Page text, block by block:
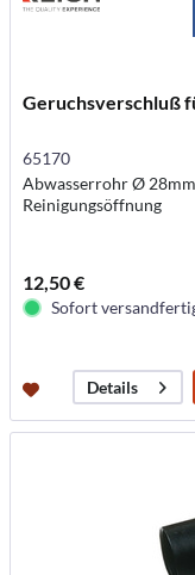
Geruchsverschluß
65170
Abwasserrohr Ø
Reinigungsöffnung
12,50 €
Sofort
Details